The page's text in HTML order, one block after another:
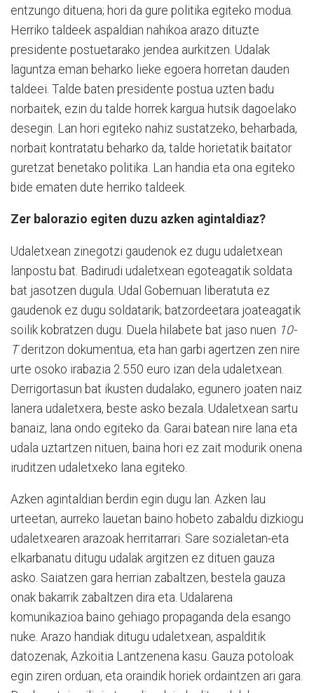
entzungo dituena; hori da gure politika egiteko modua.
Herriko taldeek aspaldian nahikoa arazo dituzte
presidente postuetarako jendea aurkitzen. Udalak
laguntza eman beharko lieke egoera horretan dauden
taldeei. Talde baten presidente postua uzten badu
norbaitek, ezin du talde horrek kargua hutsik dagoelako
desegin. Lan hori egiteko nahiz sustatzeko, beharbada,
norbait kontratatu beharko da, talde horietatik baitator
guretzat benetako politika. Lan handia eta ona egiteko
bide ematen dute herriko taldeek.
Zer balorazio egiten duzu azken agintaldiaz?
Udaletxean zinegotzi gaudenok ez dugu udaletxean
lanpostu bat. Badirudi udaletxean egoteagatik soldata
bat jasotzen dugula. Udal Gobernuan liberatuta ez
gaudenok ez dugu soldatarik; batzordeetara joateagatik
soilik kobratzen dugu. Duela hilabete bat jaso nuen 10-
Tderitzon dokumentua, eta han garbi agertzen zen nire
urte osoko irabazia 2.550 euro izan dela udaletxean.
Derrigortasun bat ikusten dudalako, egunero joaten naiz
lanera udaletxera, beste asko bezala. Udaletxean sartu
banaiz, lana ondo egiteko da. Garai batean nire lana eta
udala uztartzen nituen, baina hori ez zait modurik onena
iruditzen udaletxeko lana egiteko.
Azken agintaldian berdin egin dugu lan. Azken lau
urteetan, aurreko lauetan baino hobeto zabaldu dizkiogu
udaletxearen arazoak herritarrari. Sare sozialetan-eta
elkarbanatu ditugu udalak argitzen ez dituen gauza
asko. Saiatzen gara herrian zabaltzen, bestela gauza
onak bakarrik zabaltzen dira eta. Udalarena
komunikazioa baino gehiago propaganda dela esango
nuke. Arazo handiak ditugu udaletxean, aspalditik
datozenak, Azkoitia Lantzenena kasu. Gauza potoloak
egin ziren orduan, eta oraindik horiek ordaintzen ari gara.